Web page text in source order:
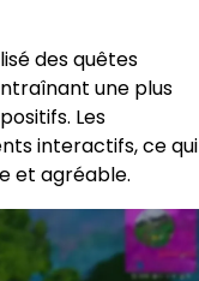
des quêtes
une plus
Les
interactifs, ce qui
et agréable.